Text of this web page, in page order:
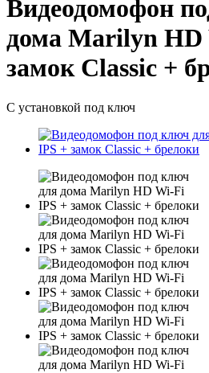
Видеодомофон
дома Marilyn HD
замок Classic +
С установкой под ключ